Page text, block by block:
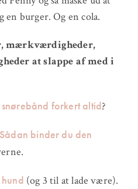
burger. Og en cola.
mærkværdigheder,
at slappe af med i
forkert altid?
Sådan binder du den
(og 3 til at lade være).